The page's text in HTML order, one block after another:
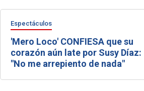
Espectáculos
'Mero Loco' CONFIESA que su
corazón aún late por Susy Díaz:
"No me arrepiento de nada"